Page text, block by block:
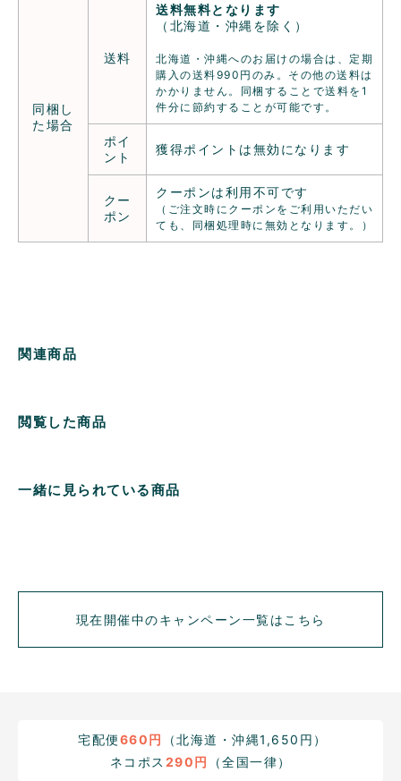
同梱し
た場合
送料
送料無料となります
（北海道・沖縄を除く）
北海道・沖縄へのお届けの場合は、定期
購入の送料990円のみ。その他の送料は
かかりません。同梱することで送料を1
件分に節約することが可能です。
ポイ
ント
獲得ポイントは無効になります
クー
ポン
クーポンは利用不可です
（ご注文時にクーポンをご利用いただい
ても、同梱処理時に無効となります。）
関連商品
閲覧した商品
一緒に見られている商品
現在開催中のキャンペーン一覧はこちら
宅配便660円
（北海道・沖縄1,650円）
ネコポス 290円 （全国一律）